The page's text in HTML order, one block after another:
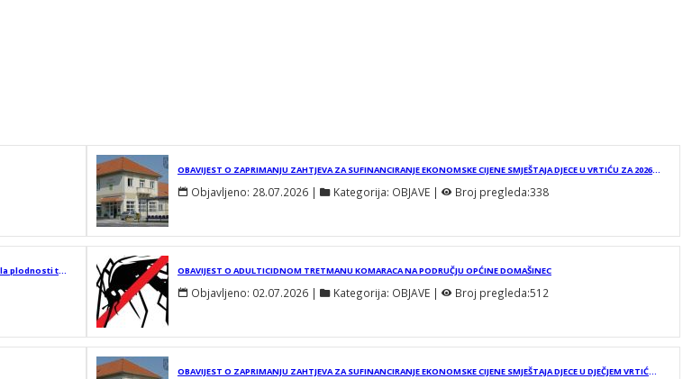
OBAVIJEST O ZAPRIMANJU ZAHTJEVA ZA SUFINANCIRANJE EKONOMSKE CIJENE SMJEŠTAJA DJECE U VRTIĆU ZA 2026./2027. GODINU
Objavljeno: 28.07.2026 | Kategorija: OBJAVE | Broj pregleda:338
Javni poziv za dodjelu potpora male vrijednosti u poljoprivredi za provođenje programa: Kontrola plodnosti tla na području Općine Domašinec u 2026.godini OBAVIJEST O ADULTICIDNOM TRETMANU KOMARACA NA PODRUČJU OPĆINE DOMAŠINEC
Objavljeno: 02.07.2026 | Kategorija: OBJAVE | Broj pregleda:512
OBAVIJEST O ZAPRIMANJU ZAHTJEVA ZA SUFINANCIRANJE EKONOMSKE CIJENE SMJEŠTAJA DJECE U DJEČJEM VRTIĆU "JELENKO" U PEDAGOŠKOJ GODINI 2026./2027. ZA DJECU KOJA SE PRVI PUT UPISUJU U VRTIĆ/JASLICE